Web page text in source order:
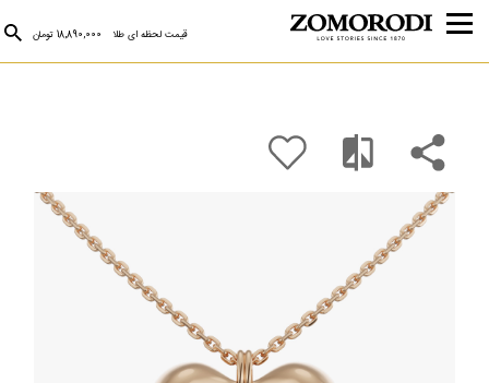
قیمت لحظه ای طلا 18,890,000 تومان